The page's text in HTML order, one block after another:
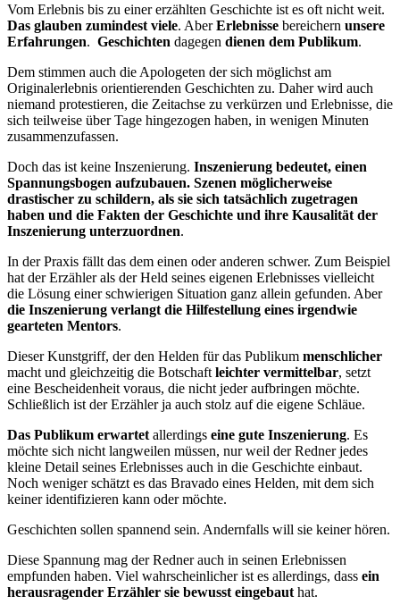
Vom Erlebnis bis zu einer erzählten Geschichte ist es oft nicht weit.
Das glauben zumindest viele. AberErlebnisse bereichern unsere
Erfahrungen. Geschichten dagegen dienen dem Publikum.
Dem stimmen auch die Apologeten der sich möglichst am
Originalerlebnis orientierenden Geschichten zu. Daher wird auch
niemand protestieren, die Zeitachse zu verkürzen und Erlebnisse, die
sich teilweise über Tage hingezogen haben, in wenigen Minuten
zusammenzufassen.
Doch das ist keine Inszenierung. Inszenierung bedeutet, einen
Spannungsbogen aufzubauen. Szenen möglicherweise
drastischer zu schildern, als sie sich tatsächlich zugetragen
haben und die Fakten der Geschichte und ihre Kausalität der
Inszenierung unterzuordnen.
In der Praxis fällt das dem einen oder anderen schwer. Zum Beispiel
hat der Erzähler als der Held seines eigenen Erlebnisses vielleicht
die Lösung einer schwierigen Situation ganz allein gefunden. Aber
die Inszenierung verlangt die Hilfestellung eines irgendwie
gearteten Mentors.
Dieser Kunstgriff, der den Helden für das Publikum menschlicher
macht und gleichzeitig die Botschaft leichter vermittelbar, setzt
eine Bescheidenheit voraus, die nicht jeder aufbringen möchte.
Schließlich ist der Erzähler ja auch stolz auf die eigene Schläue.
Das Publikum erwartet allerdings eine gute Inszenierung. Es
möchte sich nicht langweilen müssen, nur weil der Redner jedes
kleine Detail seines Erlebnisses auch in die Geschichte einbaut.
Noch weniger schätzt es das Bravado eines Helden, mit dem sich
keiner identifizieren kann oder möchte.
Geschichten sollen spannend sein. Andernfalls will sie keiner hören.
Diese Spannung mag der Redner auch in seinen Erlebnissen
empfunden haben. Viel wahrscheinlicher ist es allerdings, dass ein
herausragender Erzähler sie bewusst eingebaut hat.